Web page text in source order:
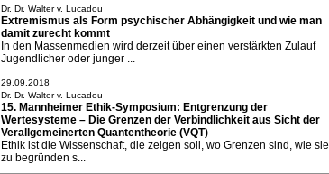
Dr. Dr. Walter v. Lucadou
Extremismus als Form psychischer Abhängigkeit und wie man
damit zurecht kommt
In den Massenmedien wird derzeit über einen verstärkten Zulauf
Jugendlicher oder junger ...
29.09.2018
Dr. Dr. Walter v. Lucadou
15. Mannheimer Ethik-Symposium: Entgrenzung der
Wertesysteme – Die Grenzen der Verbindlichkeit aus Sicht der
Verallgemeinerten Quantentheorie (VQT)
Ethik ist die Wissenschaft, die zeigen soll, wo Grenzen sind, wie sie
zu begründen s...